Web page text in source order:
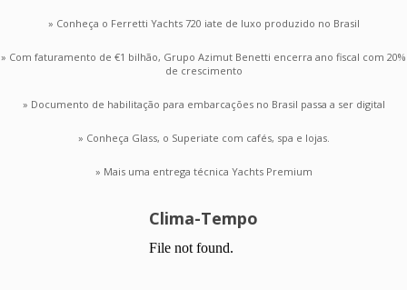
» Conheça o Ferretti Yachts 720 iate de luxo produzido no Brasil
» Com faturamento de €1 bilhão, Grupo Azimut Benetti encerra ano fiscal com 20%
de crescimento
» Documento de habilitação para embarcações no Brasil passa a ser digital
» Conheça Glass, o Superiate com cafés, spa e lojas.
» Mais uma entrega técnica Yachts Premium
Clima-Tempo